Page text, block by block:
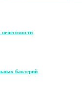
бактерий